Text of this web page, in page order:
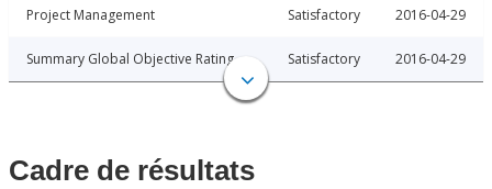
Project Management Satisfactory 2016-04-29
Summary Global Objective Rating Satisfactory 2016-04-29
Cadre de résultats